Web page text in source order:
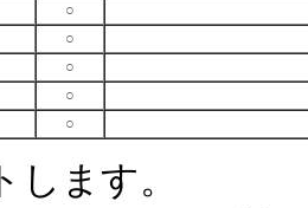
○
○
○
○
○
します。